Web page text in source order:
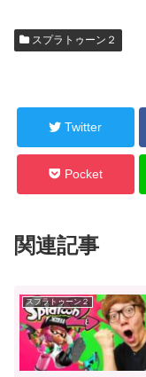
スプラトゥーン２
Twitter
Pocket
関連記事
スプラトゥーン２